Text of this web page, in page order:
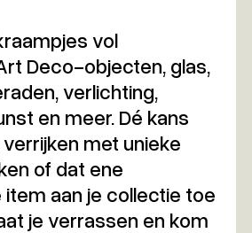
vol
Deco-objecten, glas,
verlichting,
en meer. Dé kans
met unieke
of dat ene
aan je collectie toe
je verrassen en kom